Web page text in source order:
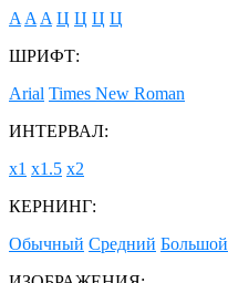
A A A Ц Ц Ц Ц
ШРИФТ:
Arial Times New Roman
ИНТЕРВАЛ:
х1 х1.5 х2
КЕРНИНГ:
Обычный Средний Большой